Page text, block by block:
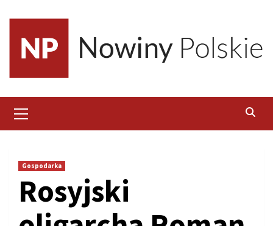
content
Menu
Gospodarka
Rosyjski